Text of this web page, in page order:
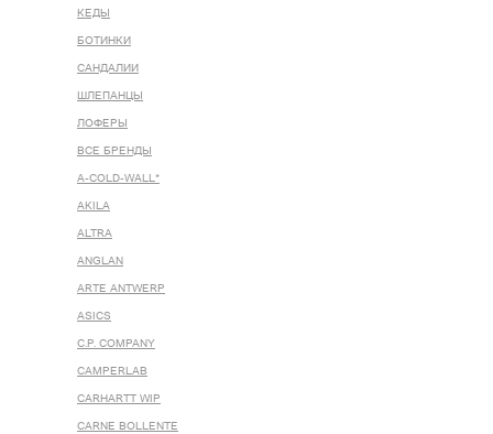
КЕДЫ
БОТИНКИ
САНДАЛИИ
ШЛЕПАНЦЫ
ЛОФЕРЫ
ВСЕ БРЕНДЫ
A-COLD-WALL*
AKILA
ALTRA
ANGLAN
ARTE ANTWERP
ASICS
C.P. COMPANY
CAMPERLAB
CARHARTT WIP
CARNE BOLLENTE